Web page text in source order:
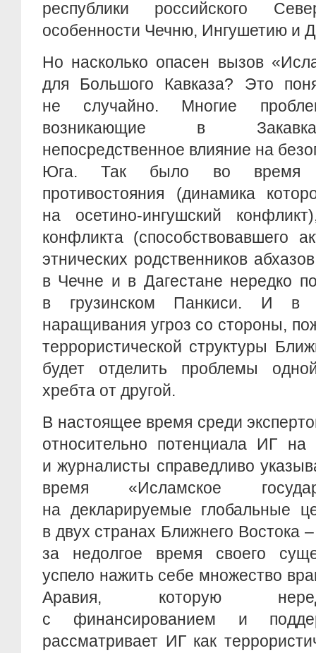
республики российского
особенности Чечню, Ингушетию и
Но насколько опасен вызов
для Большого Кавказа? Это
не случайно. Многие
возникающие в
непосредственное влияние на
Юга. Так было во время
противостояния (динамика
на осетино-ингушский
конфликта (способствовавшего
этнических родственников
в Чечне и в Дагестане нередко
в грузинском Панкиси. И в
наращивания угроз со стороны,
террористической структуры
будет отделить проблемы
хребта от другой.
В настоящее время среди
относительно потенциала ИГ на
и журналисты справедливо
время «Исламское
на декларируемые глобальные
в двух странах Ближнего Востока
за недолгое время своего
успело нажить себе множество
Аравия, которую
с финансированием и
рассматривает ИГ как